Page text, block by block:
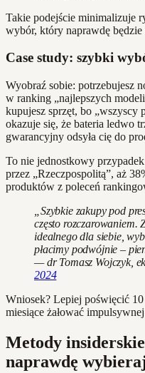
Takie podejście minimalizuje
wybór, który naprawdę
Case study: szybki
Wyobraź sobie: potrzebujesz
w ranking „najlepszych
kupujesz sprzęt, bo „wszyscy
okazuje się, że bateria ledwo
gwarancyjny odsyła cię do
To nie jednostkowy
przez „Rzeczpospolitą”, aż
produktów z poleceń
„Szybkie zakupy pod
często rozczarowaniem.
idealnego dla siebie,
płacimy podwójnie –
— dr Tomasz Wojczyk,
2024
Wniosek? Lepiej poświęcić
miesiące żałować
Metody
naprawdę